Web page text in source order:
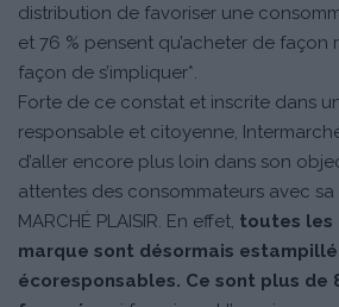
distribution de favoriser une
et 76 % pensent qu’acheter de façon
façon de s’impliquer*.
Forte de ce constat et inscrite dans
responsable et citoyenne,
d’aller encore plus loin dans son
attentes des consommateurs avec sa
MARCHÉ PLAISIR. En effet, toutes les
marque sont désormais
écoresponsables. Ce sont plus de